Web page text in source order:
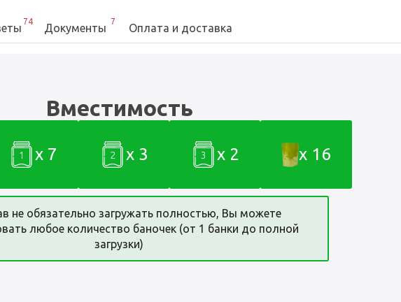
74
Документы
7
Оплата и доставка
Вместимость
1 x 7 2 x 3 3 x 2 x 16
не обязательно загружать полностью, Вы можете
любое количество баночек (от 1 банки до полной
загрузки)